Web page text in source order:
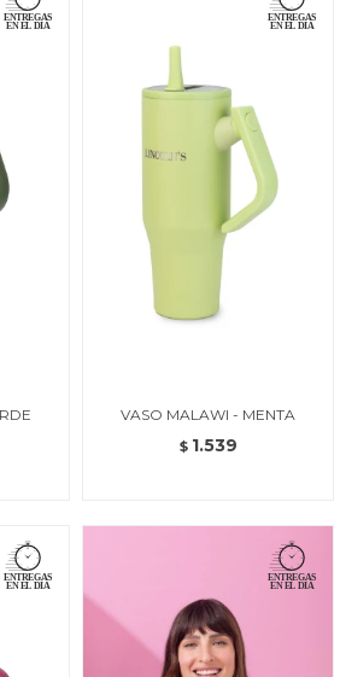
VASO MALAWI - MENTA
$ 1.539